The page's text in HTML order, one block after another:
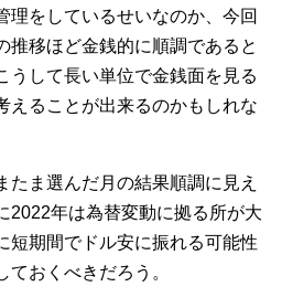
理をしているせいなのか、今回
推移ほど金銭的に順調であると
うして長い単位で金銭面を見る
えることが出来るのかもしれな
たま選んだ月の結果順調に見え
2022年は為替変動に拠る所が大
短期間でドル安に振れる可能性
おくべきだろう。